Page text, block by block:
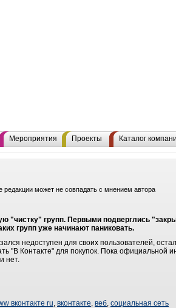
Мероприятия Проекты Каталог
может не совпадать с мнением автора
"чистку" групп. Первыми подверглись
групп уже начинают паниковать.
недоступен для своих пользователей,
"В Контакте" для покупок. Пока официальной
нет.
вконтакте ru, вконтакте, веб, социальная сеть